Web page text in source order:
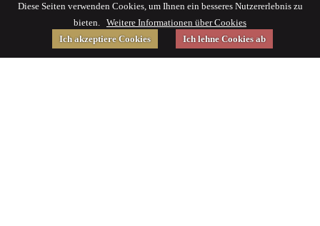
Diese Seiten verwenden Cookies, um Ihnen ein besseres Nutzererlebnis zu
bieten. Weitere Informationen über Cookies
Ich akzeptiere Cookies
Ich lehne Cookies ab